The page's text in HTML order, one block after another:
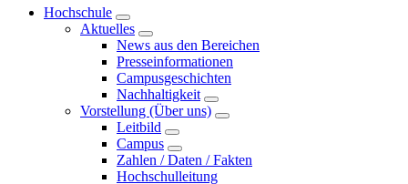
Hochschule
Aktuelles
News aus den Bereichen
Presseinformationen
Campusgeschichten
Nachhaltigkeit
Vorstellung (Über uns)
Leitbild
Campus
Zahlen / Daten / Fakten
Hochschulleitung